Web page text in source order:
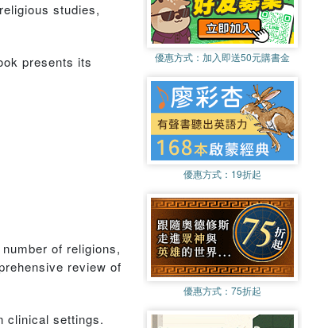
studies,
presents its
of religions,
review of
clinical settings.
優惠方式： 加入即送50元購書金
優惠方式： 19折起
優惠方式： 75折起